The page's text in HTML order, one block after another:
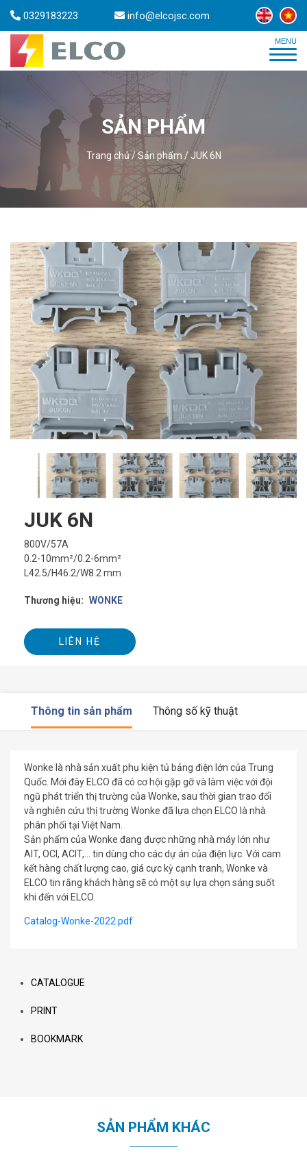
0329183223 info@elcojsc.com
SẢN PHẨM
Trang chủ/Sản phẩm /JUK 6N
JUK 6N
800V/57A
0.2-10mm²/0.2-6mm²
L42.5/H46.2/W8.2 mm
Thương hiệu: WONKE
LIÊN HỆ
Thông tin sản phẩm Thông số kỹ thuật
Wonke là nhà sản xuất phụ kiện tủ bảng điện lớn của Trung
Quốc. Mới đây ELCO đã có cơ hội gặp gỡ và làm việc với đội
ngũ phát triển thị trường của Wonke, sau thời gian trao đổi
và nghiên cứu thị trường Wonke đã lựa chọn ELCO là nhà
phân phối tại Việt Nam.
Sản phẩm của Wonke đang được những nhà máy lớn như
AIT, OCI, ACIT,… tin dùng cho các dự án của điện lực. Với cam
kết hàng chất lượng cao, giá cực kỳ cạnh tranh, Wonke và
ELCO tin rằng khách hàng sẽ có một sự lựa chọn sáng suốt
khi đến với ELCO.
Catalog-Wonke-2022.pdf
CATALOGUE
PRINT
BOOKMARK
SẢN PHẨM KHÁC